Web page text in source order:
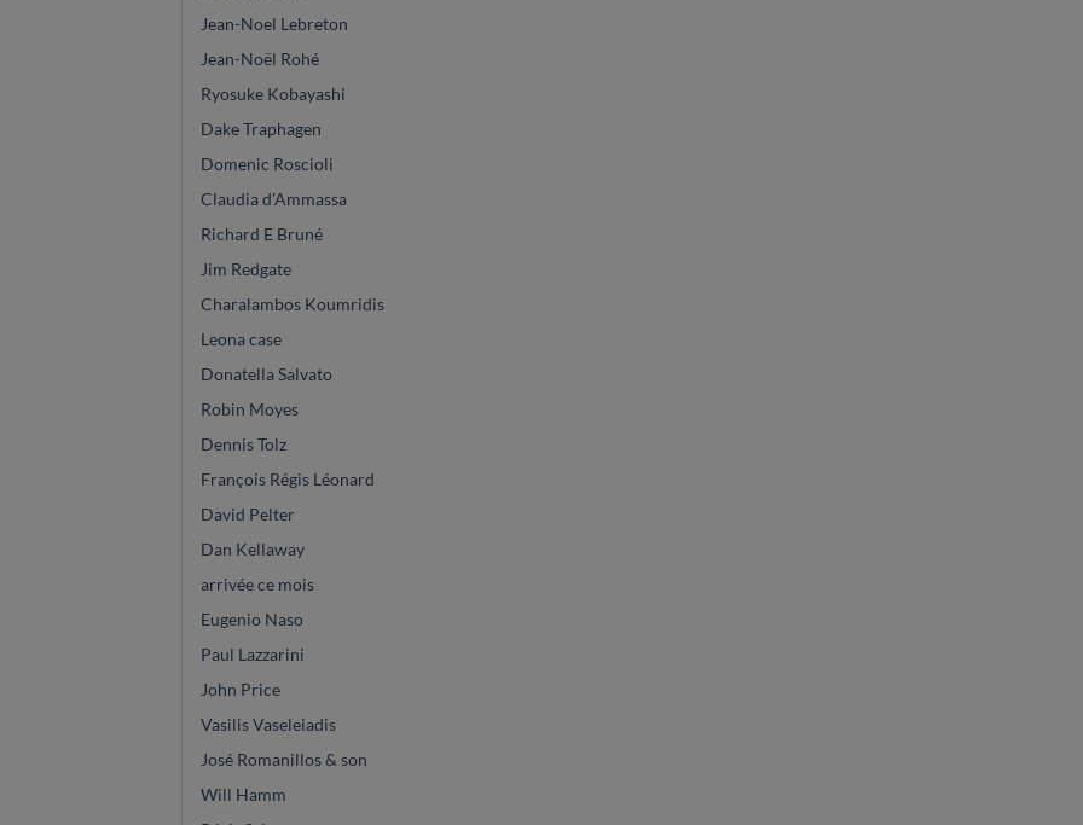
Jean-Noel Lebreton
Jean-Noël Rohé
Ryosuke Kobayashi
Dake Traphagen
Domenic Roscioli
Claudia d'Ammassa
Richard E Bruné
Jim Redgate
Charalambos Koumridis
Leona case
Donatella Salvato
Robin Moyes
Dennis Tolz
François Régis Léonard
David Pelter
Dan Kellaway
arrivée ce mois
Eugenio Naso
Paul Lazzarini
John Price
Vasilis Vaseleiadis
José Romanillos & son
Will Hamm